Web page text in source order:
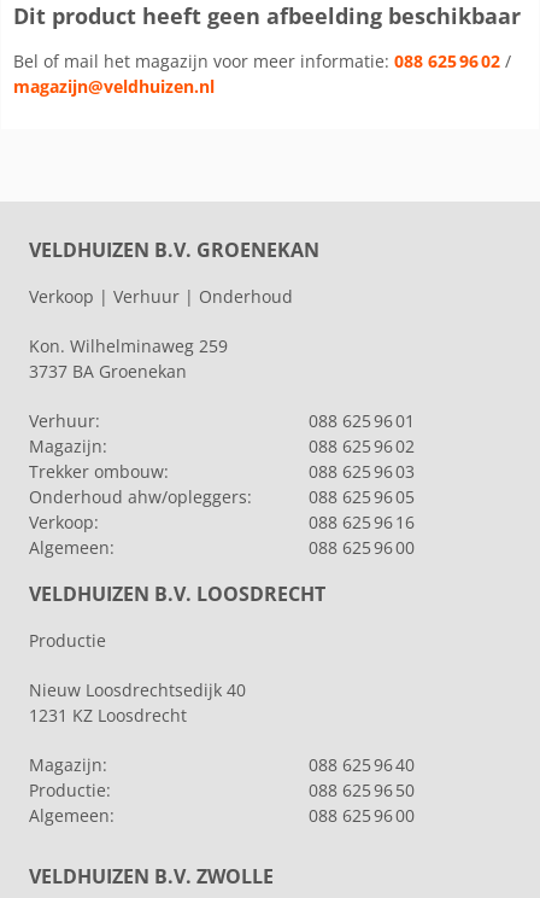
Dit product heeft geen afbeelding beschikbaar
Bel of mail het magazijn voor meer informatie:088 625 96 02 /
magazijn@veldhuizen.nl
VELDHUIZEN B.V. GROENEKAN
Verkoop | Verhuur | Onderhoud
Kon. Wilhelminaweg 259
3737 BA Groenekan
Verhuur:
088 625 96 01
Magazijn:
088 625 96 02
Trekker ombouw:
088 625 96 03
Onderhoud ahw/opleggers:
088 625 96 05
Verkoop:
088 625 96 16
Algemeen:
088 625 96 00
VELDHUIZEN B.V. LOOSDRECHT
Productie
Nieuw Loosdrechtsedijk 40
1231 KZ Loosdrecht
Magazijn:
088 625 96 40
Productie:
088 625 96 50
Algemeen:
088 625 96 00
VELDHUIZEN B.V. ZWOLLE